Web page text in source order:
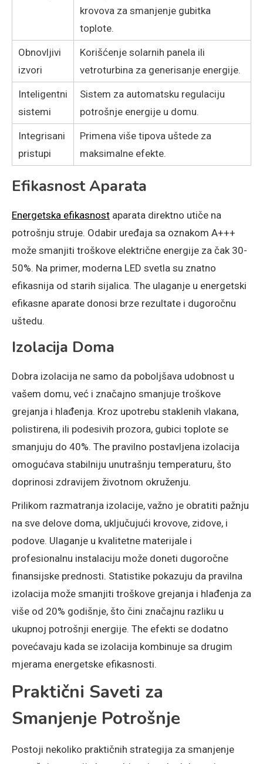
krovova za smanjenje gubitka
toplote.
Obnovljivi
izvori
Korišćenje solarnih panela ili
vetroturbina za generisanje energije.
Inteligentni
sistemi
Sistem za automatsku regulaciju
potrošnje energije u domu.
Integrisani
pristupi
Primena više tipova uštede za
maksimalne efekte.
Efikasnost Aparata
Energetska efikasnost aparata direktno utiče na
potrošnju struje. Odabir uređaja sa oznakom A+++
može smanjiti troškove električne energije za čak 30-
50%. Na primer, moderna LED svetla su znatno
efikasnija od starih sijalica. The ulaganje u energetski
efikasne aparate donosi brze rezultate i dugoročnu
uštedu.
Izolacija Doma
Dobra izolacija ne samo da poboljšava udobnost u
vašem domu, već i značajno smanjuje troškove
grejanja i hlađenja. Kroz upotrebu staklenih vlakana,
polistirena, ili podesivih prozora, gubici toplote se
smanjuju do 40%. The pravilno postavljena izolacija
omogućava stabilniju unutrašnju temperaturu, što
doprinosi zdravijem životnom okruženju.
Prilikom razmatranja izolacije, važno je obratiti pažnju
na sve delove doma, uključujući krovove, zidove, i
podove. Ulaganje u kvalitetne materijale i
profesionalnu instalaciju može doneti dugoročne
finansijske prednosti. Statistike pokazuju da pravilna
izolacija može smanjiti troškove grejanja i hlađenja za
više od 20% godišnje, što čini značajnu razliku u
ukupnoj potrošnji energije. The efekti se dodatno
povećavaju kada se izolacija kombinuje sa drugim
mjerama energetske efikasnosti.
Praktični Saveti za
Smanjenje Potrošnje
Postoji nekoliko praktičnih strategija za smanjenje